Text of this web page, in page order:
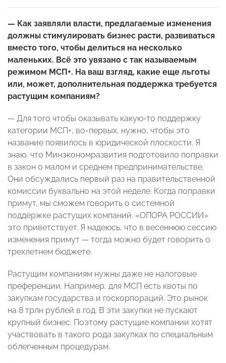
— Как заявляли власти, предлагаемые изменения
должны стимулировать бизнес расти, развиваться
вместо того, чтобы делиться на несколько
маленьких. Всё это увязано с так называемым
режимом МСП+. На ваш взгляд, какие еще льготы
или, может, дополнительная поддержка требуется
растущим компаниям?
— Для того чтобы оказывать какую-то поддержку
категории МСП+, во-первых, нужно, чтобы это
название появилось в юридической плоскости. Я
знаю, что Минэкономразвития подготовило поправки
в закон о малом и среднем предпринимательстве.
Они обсуждались первый раз на правительственной
комиссии буквально на этой неделе. Когда поправки
примут, мы сможем говорить о системной
поддержке растущих компаний. «ОПОРА РОССИИ»
это приветствует. Я надеюсь, что в весеннюю сессию
изменения примут — тогда можно будет говорить о
трехлетнем бюджете.
Растущим компаниям нужны даже не налоговые
преференции. Например, для МСП есть квоты по
закупкам государства и госкорпораций. Это рынок
на 8 трлн рублей в год. В эти закупки не пускают
крупный бизнес. Поэтому растущие компании хотят
участвовать в такого рода закупках по специальным
облегченным процедурам.